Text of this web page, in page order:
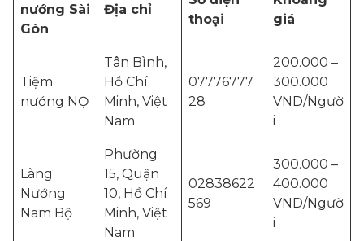
nướng Sài
Gòn
Địa chỉ
thoại
giá
Tiệm
nướng NỌ
Tân Bình,
Hồ Chí
Minh, Việt
Nam
07776777
28
200.000 –
300.000
VND/Ngườ
i
Làng
Nướng
Nam Bộ
Phường
15, Quận
10, Hồ Chí
Minh, Việt
Nam
02838622
569
300.000 –
400.000
VND/Ngườ
i